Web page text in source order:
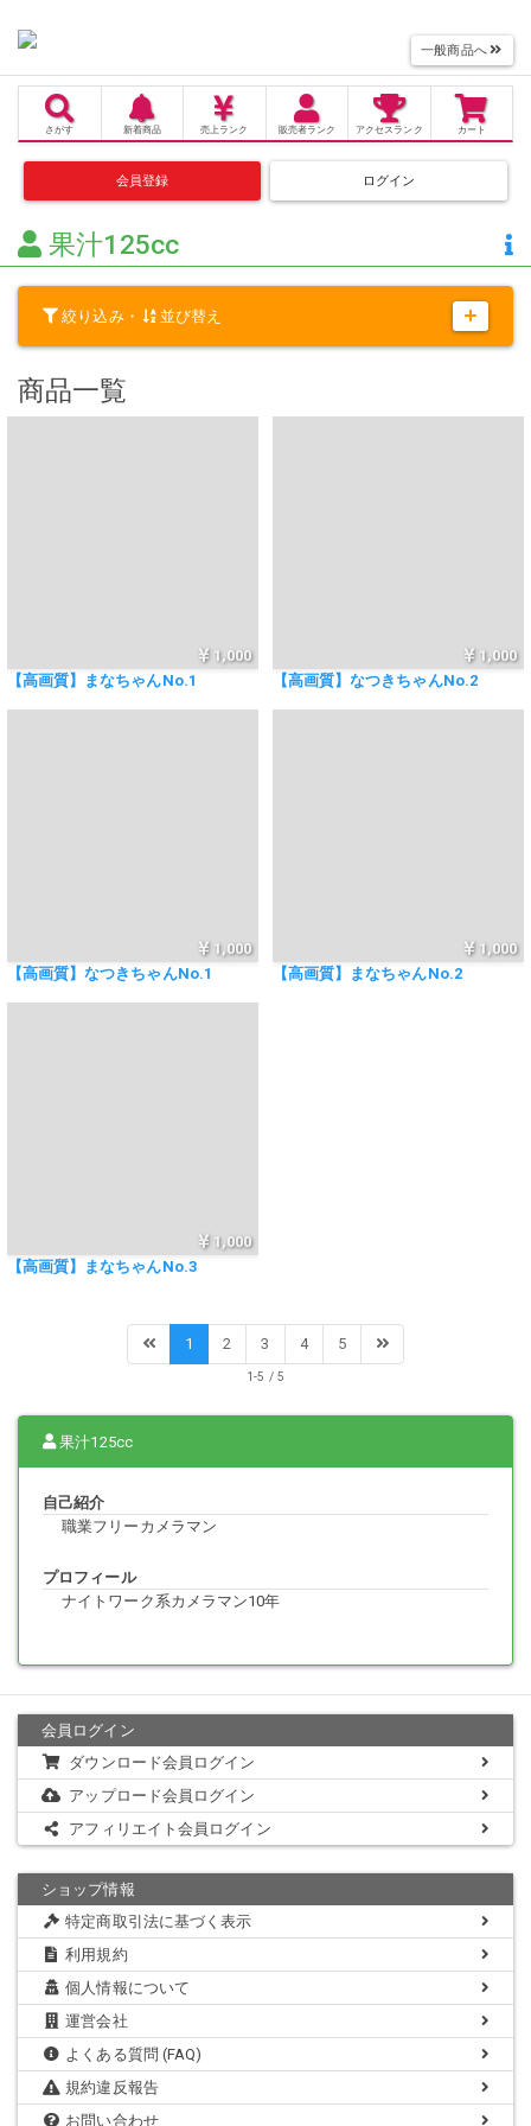
一般商品へ
さがす 新着商品 売上 ランク 販売者ランク アクセス ランク カート
会員登録 ログイン
果汁125cc
絞り込み・ 並び替え
商品一覧
1,000
【高画質】まなちゃんNo.1
1,000
【高画質】なつきちゃんNo.2
1,000
【高画質】なつきちゃんNo.1
1,000
【高画質】まなちゃんNo.2
1,000
【高画質】まなちゃんNo.3
1 2 3 4 5
1-5 / 5
果汁125cc
自己紹介
職業フリーカメラマン
プロフィール
ナイトワーク系カメラマン10年
会員ログイン
ダウンロード会員ログイン
アップロード会員ログイン
アフィリエイト会員ログイン
ショップ情報
特定商取引法に基づく表示
利用規約
個人情報について
運営会社
よくある質問 (FAQ)
規約違反報告
お問い合わせ